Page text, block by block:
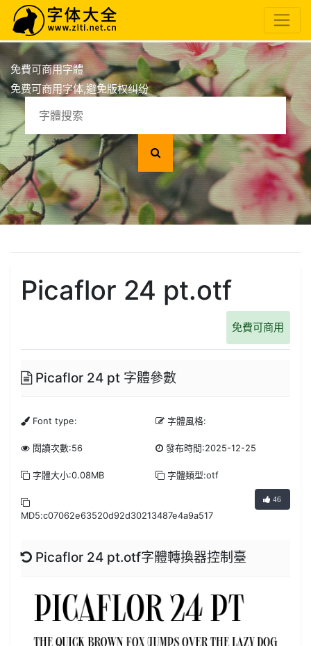
免費可商用字體
免费可商用字体,避免版权纠纷
Picaflor 24 pt.otf
免費可商用
Picaflor 24 pt 字體參數
Font type: 字體風格:
閱讀次數:56 發布時間:2025-12-25
字體大小:0.08MB 字體類型:otf
MD5:c07062e63520d92d30213487e4a9a517
46
Picaflor 24 pt.otf字體轉換器控制臺